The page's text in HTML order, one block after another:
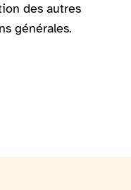
des autres
générales.